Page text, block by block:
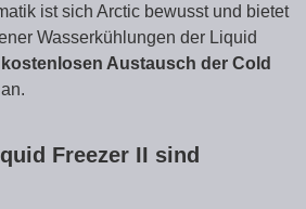
ist sich Arctic bewusst und bietet
Wasserkühlungen der Liquid
kostenlosen Austausch der Cold
an.
Freezer II sind